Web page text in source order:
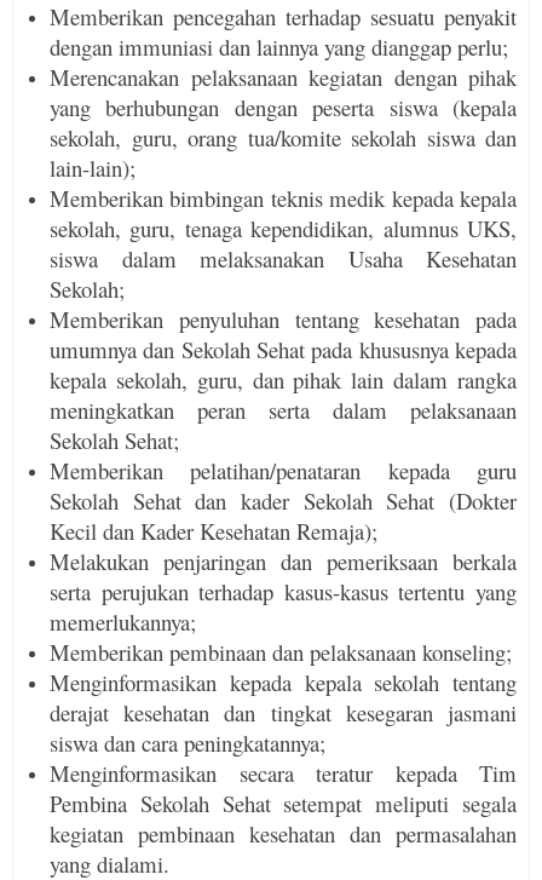
Memberikan pencegahan terhadap sesuatu penyakit
dengan immuniasi dan lainnya yang dianggap perlu;
Merencanakan pelaksanaan kegiatan dengan pihak
yang berhubungan dengan peserta siswa (kepala
sekolah, guru, orang tua/komite sekolah siswa dan
lain-lain);
Memberikan bimbingan teknis medik kepada kepala
sekolah, guru, tenaga kependidikan, alumnus UKS,
siswa dalam melaksanakan Usaha Kesehatan
Sekolah;
Memberikan penyuluhan tentang kesehatan pada
umumnya dan Sekolah Sehat pada khususnya kepada
kepala sekolah, guru, dan pihak lain dalam rangka
meningkatkan peran serta dalam pelaksanaan
Sekolah Sehat;
Memberikan pelatihan/penataran kepada guru
Sekolah Sehat dan kader Sekolah Sehat (Dokter
Kecil dan Kader Kesehatan Remaja);
Melakukan penjaringan dan pemeriksaan berkala
serta perujukan terhadap kasus-kasus tertentu yang
memerlukannya;
Memberikan pembinaan dan pelaksanaan konseling;
Menginformasikan kepada kepala sekolah tentang
derajat kesehatan dan tingkat kesegaran jasmani
siswa dan cara peningkatannya;
Menginformasikan secara teratur kepada Tim
Pembina Sekolah Sehat setempat meliputi segala
kegiatan pembinaan kesehatan dan permasalahan
yang dialami.